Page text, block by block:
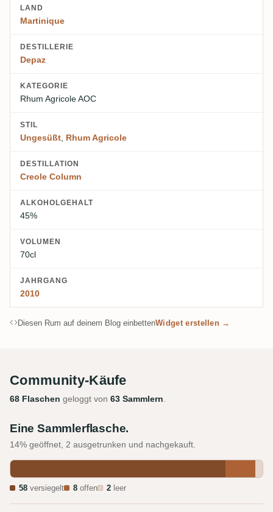
LAND
Martinique
DESTILLERIE
Depaz
KATEGORIE
Rhum Agricole AOC
STIL
Ungesüßt, Rhum Agricole
DESTILLATION
Creole Column
ALKOHOLGEHALT
45%
VOLUMEN
70cl
JAHRGANG
2010
Diesen Rum auf deinem Blog einbettenWidget erstellen →
Community-Käufe
68 Flaschen geloggt von 63 Sammlern.
Eine Sammlerflasche.
14% geöffnet, 2 ausgetrunken und nachgekauft.
58 versiegelt 8 offen 2 leer